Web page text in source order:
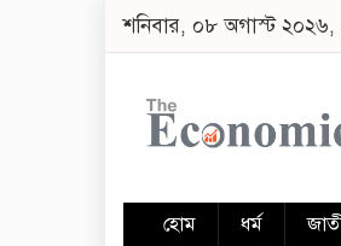
শনিবার, ০৮ অগাস্ট
হোম ধর্ম